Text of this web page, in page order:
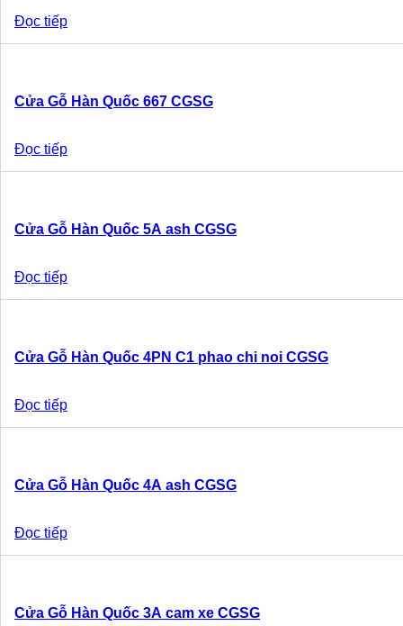
Đọc tiếp
Cửa Gỗ Hàn Quốc 667 CGSG
Đọc tiếp
Cửa Gỗ Hàn Quốc 5A ash CGSG
Đọc tiếp
Cửa Gỗ Hàn Quốc 4PN C1 phao chi noi CGSG
Đọc tiếp
Cửa Gỗ Hàn Quốc 4A ash CGSG
Đọc tiếp
Cửa Gỗ Hàn Quốc 3A cam xe CGSG